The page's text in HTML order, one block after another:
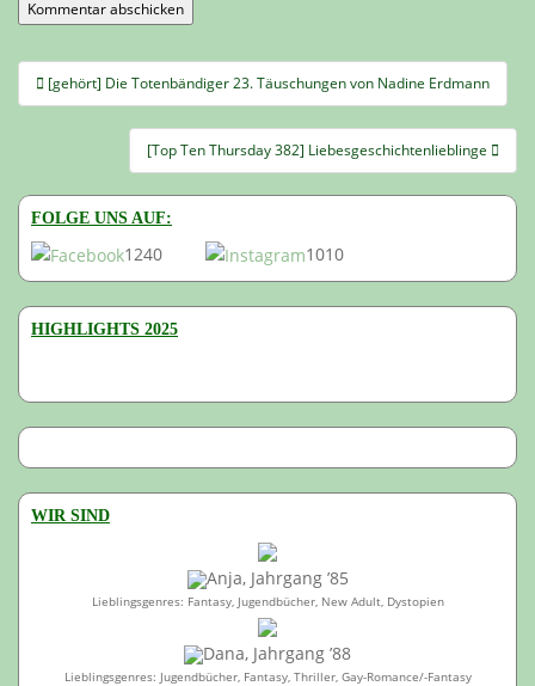
Beitragsnavigation
[gehört] Die Totenbändiger 23. Täuschungen von Nadine Erdmann
[Top Ten Thursday 382] Liebesgeschichtenlieblinge
FOLGE UNS AUF:
1240 1010
HIGHLIGHTS 2025
WIR SIND
Anja, Jahrgang ’85
Lieblingsgenres: Fantasy, Jugendbücher, New Adult, Dystopien
Dana, Jahrgang ’88
Lieblingsgenres: Jugendbücher, Fantasy, Thriller, Gay-Romance/-Fantasy